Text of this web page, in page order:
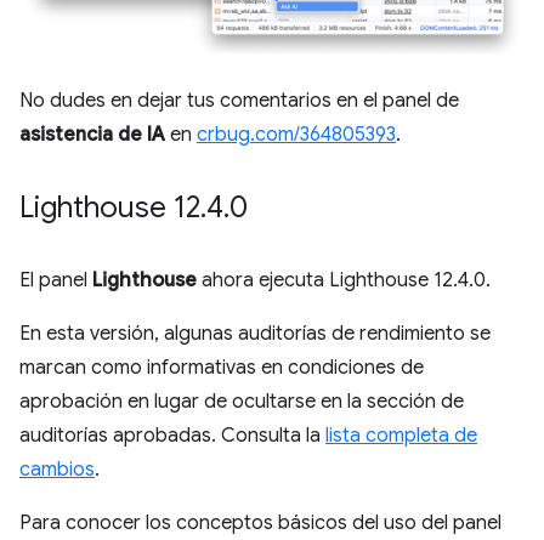
No dudes en dejar tus comentarios en el panel de
asistencia de IA en crbug.com/364805393.
Lighthouse 12.4.0
El panel Lighthouse ahora ejecuta Lighthouse 12.4.0.
En esta versión, algunas auditorías de rendimiento se
marcan como informativas en condiciones de
aprobación en lugar de ocultarse en la sección de
auditorías aprobadas. Consulta la lista completa de
cambios.
Para conocer los conceptos básicos del uso del panel